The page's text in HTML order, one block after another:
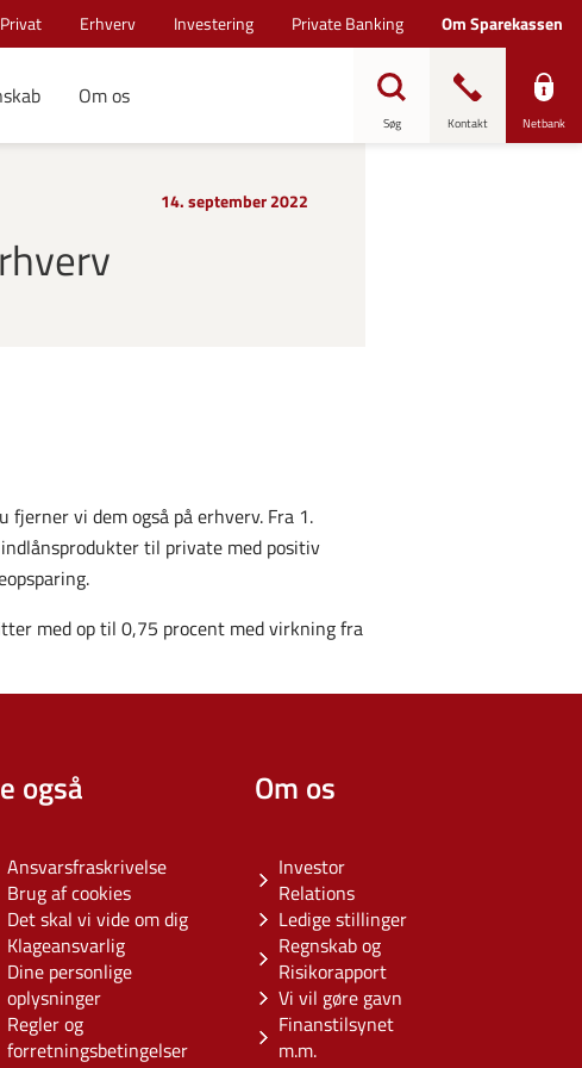
Privat Erhverv Investering Private Banking Om Sparekassen
Om os
Søg Kontakt Netbank
14. september 2022
vi dem også på erhverv. Fra 1.
til private med positiv
med op til 0,75 procent med virkning fra
også
Ansvarsfraskrivelse
Brug af cookies
Det skal vi vide om dig
Klageansvarlig
Dine personlige
oplysninger
Regler og
forretningsbetingelser
Om os
Investor
Relations
Ledige stillinger
Regnskab og
Risikorapport
Vi vil gøre gavn
Finanstilsynet
m.m.